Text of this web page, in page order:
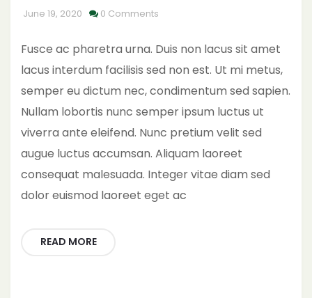
June 19, 2020 0 Comments
Fusce ac pharetra urna. Duis non lacus sit amet
lacus interdum facilisis sed non est. Ut mi metus,
semper eu dictum nec, condimentum sed sapien.
Nullam lobortis nunc semper ipsum luctus ut
viverra ante eleifend. Nunc pretium velit sed
augue luctus accumsan. Aliquam laoreet
consequat malesuada. Integer vitae diam sed
dolor euismod laoreet eget ac
READ MORE